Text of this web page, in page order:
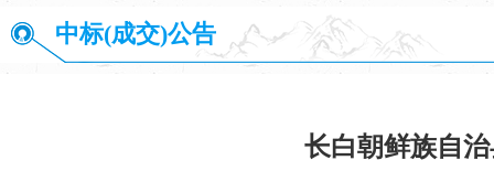
中标(成交)公告
长白朝鲜族自